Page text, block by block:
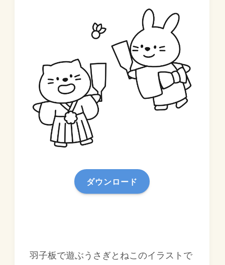
ダウンロード
羽子板で遊ぶうさぎとねこのイラストで